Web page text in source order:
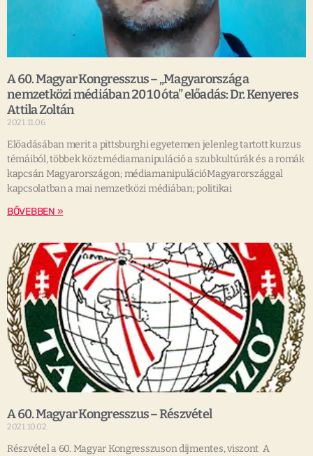
A 60. Magyar Kongresszus – „Magyarország a
nemzetközi médiában 2010 óta” előadás: Dr. Kenyeres
Attila Zoltán
2021.11.06.
Előadásában merit a pittsburghi egyetemen jelenleg tartott kurzus
témáiból, többek közt:médiamanipuláció a szubkultúrák és a romák
kapcsán Magyarországon; médiamanipulációMagyarországgal
kapcsolatban a mai nemzetközi médiában; politikai
BŐVEBBEN »
A 60. Magyar Kongresszus – Részvétel
2021.10.02.
Részvétel a 60. Magyar Kongresszuson dijmentes, viszont A